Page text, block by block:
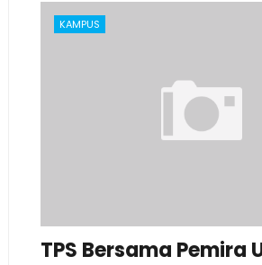
KAMPUS
TPS Bersama Pemira